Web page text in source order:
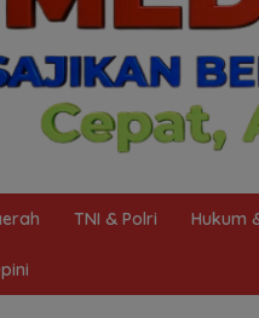
TNI & Polri Hukum